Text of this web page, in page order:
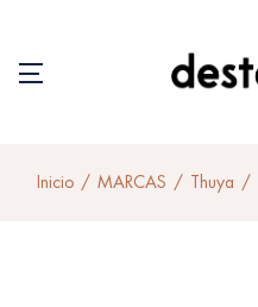
Inicio MARCAS Thuya